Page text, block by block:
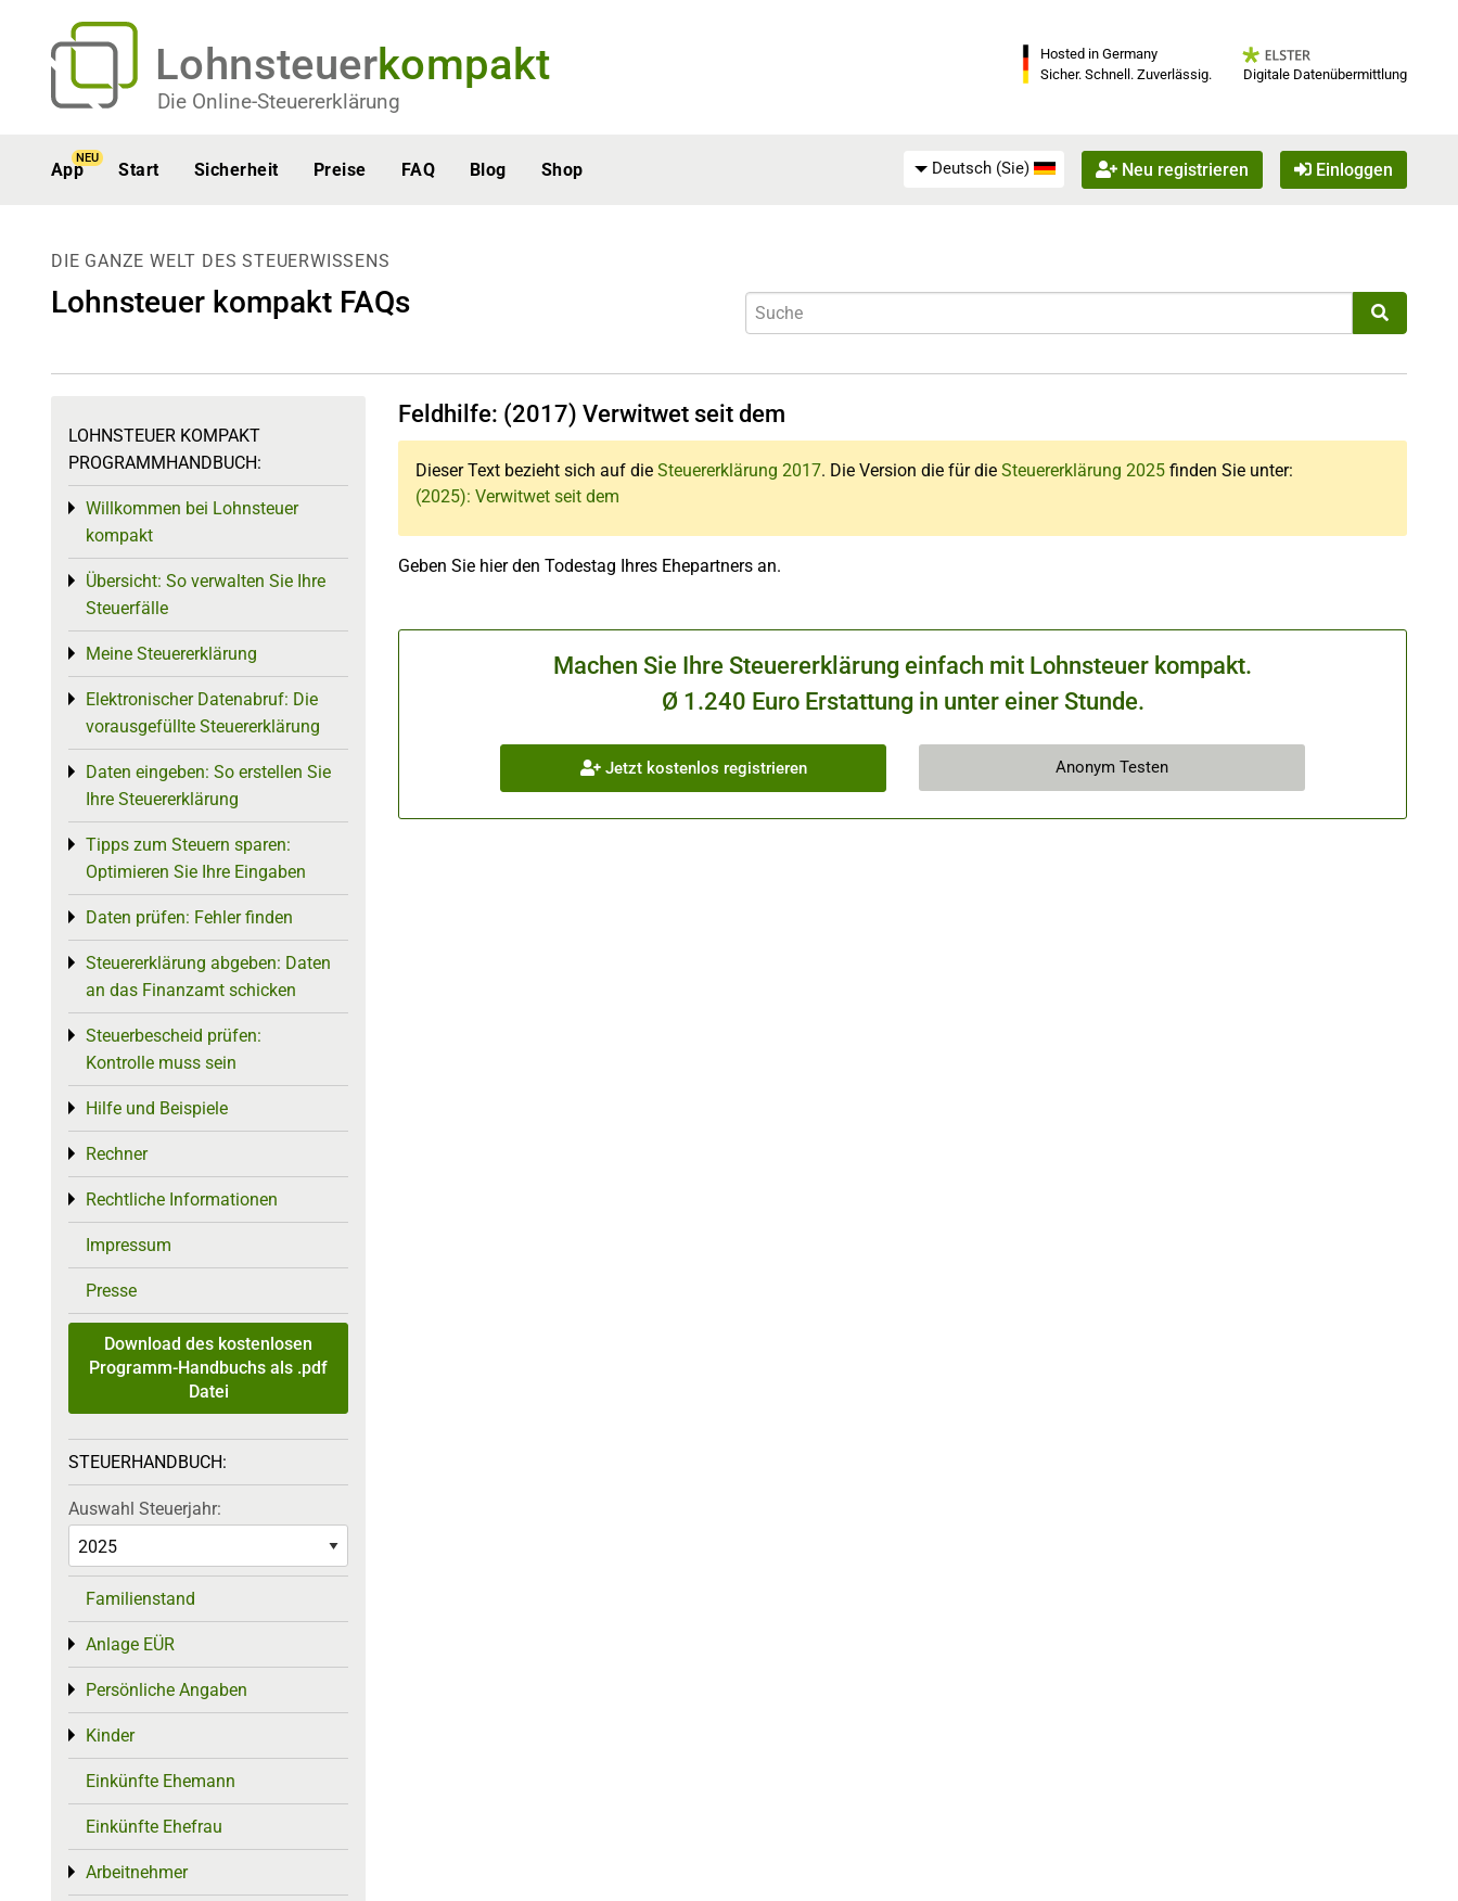
Lohnsteuerkompakt
Die Online-Steuererklärung
Hosted in Germany
Sicher. Schnell. Zuverlässig.
Digitale Datenübermittlung
App
NEU
Start Sicherheit Preise FAQ Blog Shop Deutsch (Sie) Neu registrieren Einloggen
DIE GANZE WELT DES STEUERWISSENS
Lohnsteuer kompakt FAQs
Feldhilfe: (2017) Verwitwet seit dem
Dieser Text bezieht sich auf die Steuererklärung 2017. Die Version die für die Steuererklärung 2025 finden Sie unter:
(2025): Verwitwet seit dem
Geben Sie hier den Todestag Ihres Ehepartners an.
Machen Sie Ihre Steuererklärung einfach mit Lohnsteuer kompakt.
Ø 1.240 Euro Erstattung in unter einer Stunde.
Jetzt kostenlos registrieren Anonym Testen
LOHNSTEUER KOMPAKT
PROGRAMMHANDBUCH:
Willkommen bei Lohnsteuer
kompakt
Toggle menu
Übersicht: So verwalten Sie Ihre
Steuerfälle
Toggle menu
Meine Steuererklärung
Toggle menu
Elektronischer Datenabruf: Die
vorausgefüllte Steuererklärung
Toggle menu
Daten eingeben: So erstellen Sie
Ihre Steuererklärung
Toggle menu
Tipps zum Steuern sparen:
Optimieren Sie Ihre Eingaben
Toggle menu
Daten prüfen: Fehler finden
Toggle menu
Steuererklärung abgeben: Daten
an das Finanzamt schicken
Toggle menu
Steuerbescheid prüfen:
Kontrolle muss sein
Toggle menu
Hilfe und Beispiele
Toggle menu
Rechner
Toggle menu
Rechtliche Informationen
Toggle menu
Impressum
Presse
Download des kostenlosen
Programm-Handbuchs als .pdf
Datei
STEUERHANDBUCH:
Auswahl Steuerjahr:
Familienstand
Anlage EÜR
Toggle menu
Persönliche Angaben
Toggle menu
Kinder
Toggle menu
Einkünfte Ehemann
Einkünfte Ehefrau
Arbeitnehmer
Toggle menu